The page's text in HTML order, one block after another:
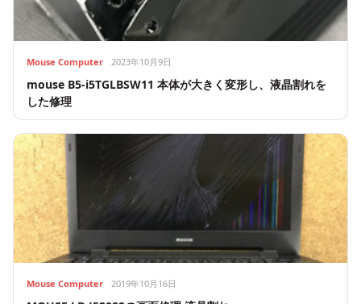
Mouse Computer 2023年10月9日
mouse B5-i5TGLBSW11 本体が大きく変形し、液晶割れを
した修理
Mouse Computer 2019年10月16日